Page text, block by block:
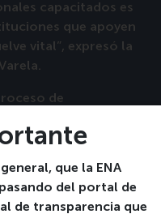
que la ENA
del portal de
de transparencia que
capacitados es
que apoyen
vital”, expresó la
de
la ampliación de la
demás instituciones
sueño de tantos de